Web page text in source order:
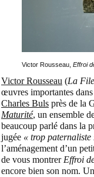
Victor Rousseau, Effroi
Victor Rousseau (La
œuvres importantes
Charles Buls près de la
Maturité, un ensemble
beaucoup parlé dans la
jugée « trop paternaliste
l’aménagement d’un
de vous montrerEffroi
encore bien son nom.